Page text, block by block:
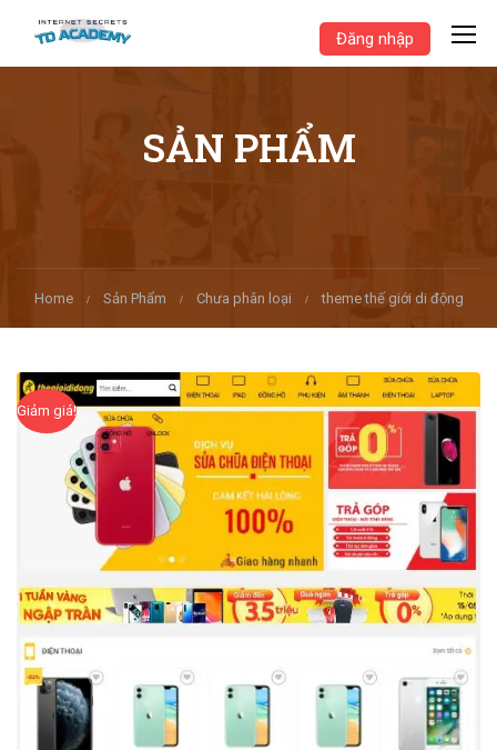
Đăng nhập
SẢN PHẨM
Home Sản Phẩm Chưa phân loại theme thế giới di động
Giảm giá!